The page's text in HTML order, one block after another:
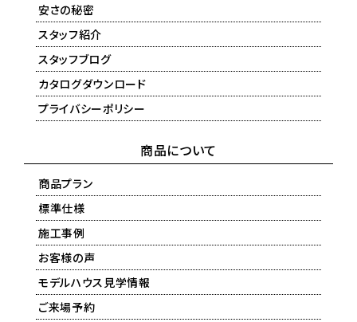
安さの秘密
スタッフ紹介
スタッフブログ
カタログダウンロード
プライバシーポリシー
商品について
商品プラン
標準仕様
施工事例
お客様の声
モデルハウス見学情報
ご来場予約